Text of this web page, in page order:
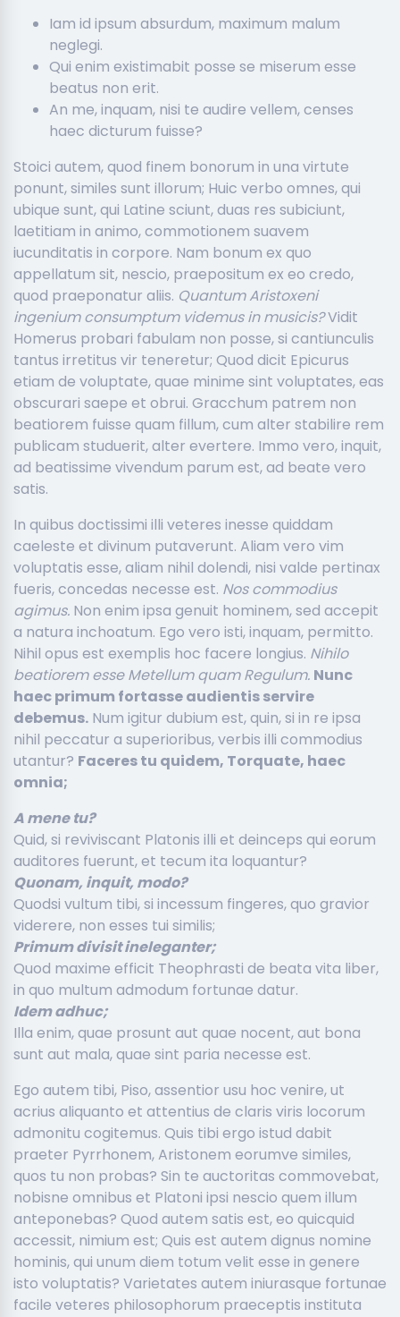
Iam id ipsum absurdum, maximum malum
neglegi.
Qui enim existimabit posse se miserum esse
beatus non erit.
An me, inquam, nisi te audire vellem, censes
haec dicturum fuisse?
Stoici autem, quod finem bonorum in una virtute
ponunt, similes sunt illorum; Huic verbo omnes, qui
ubique sunt, qui Latine sciunt, duas res subiciunt,
laetitiam in animo, commotionem suavem
iucunditatis in corpore. Nam bonum ex quo
appellatum sit, nescio, praepositum ex eo credo,
quod praeponatur aliis. Quantum Aristoxeni
ingenium consumptum videmus in musicis?Vidit
Homerus probari fabulam non posse, si cantiunculis
tantus irretitus vir teneretur; Quod dicit Epicurus
etiam de voluptate, quae minime sint voluptates, eas
obscurari saepe et obrui. Gracchum patrem non
beatiorem fuisse quam fillum, cum alter stabilire rem
publicam studuerit, alter evertere. Immo vero, inquit,
ad beatissime vivendum parum est, ad beate vero
satis.
In quibus doctissimi illi veteres inesse quiddam
caeleste et divinum putaverunt. Aliam vero vim
voluptatis esse, aliam nihil dolendi, nisi valde pertinax
fueris, concedas necesse est. Nos commodius
agimus. Non enim ipsa genuit hominem, sed accepit
a natura inchoatum. Ego vero isti, inquam, permitto.
Nihil opus est exemplis hoc facere longius. Nihilo
beatiorem esse Metellum quam Regulum. Nunc
haec primum fortasse audientis servire
debemus. Num igitur dubium est, quin, si in re ipsa
nihil peccatur a superioribus, verbis illi commodius
utantur? Faceres tu quidem, Torquate, haec
omnia;
A mene tu?
Quid, si reviviscant Platonis illi et deinceps qui eorum
auditores fuerunt, et tecum ita loquantur?
Quonam, inquit, modo?
Quodsi vultum tibi, si incessum fingeres, quo gravior
viderere, non esses tui similis;
Primum divisit ineleganter;
Quod maxime efficit Theophrasti de beata vita liber,
in quo multum admodum fortunae datur.
Idem adhuc;
Illa enim, quae prosunt aut quae nocent, aut bona
sunt aut mala, quae sint paria necesse est.
Ego autem tibi, Piso, assentior usu hoc venire, ut
acrius aliquanto et attentius de claris viris locorum
admonitu cogitemus. Quis tibi ergo istud dabit
praeter Pyrrhonem, Aristonem eorumve similes,
quos tu non probas? Sin te auctoritas commovebat,
nobisne omnibus et Platoni ipsi nescio quem illum
anteponebas? Quod autem satis est, eo quicquid
accessit, nimium est; Quis est autem dignus nomine
hominis, qui unum diem totum velit esse in genere
isto voluptatis? Varietates autem iniurasque fortunae
facile veteres philosophorum praeceptis instituta